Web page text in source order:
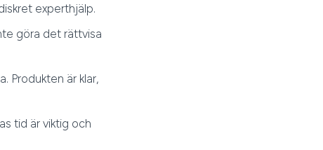
experthjälp.
göra det rättvisa
Produkten är klar,
tid är viktig och